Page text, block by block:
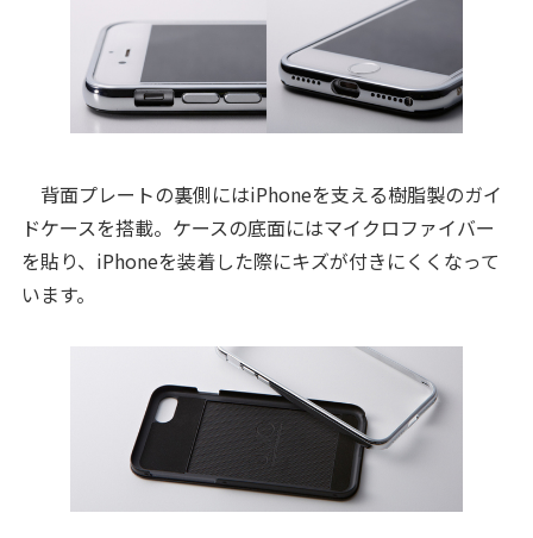
背面プレートの裏側にはiPhoneを支える樹脂製のガイ
ドケースを搭載。ケースの底面にはマイクロファイバー
を貼り、iPhoneを装着した際にキズが付きにくくなって
います。